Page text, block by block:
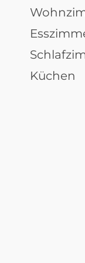
Küchen